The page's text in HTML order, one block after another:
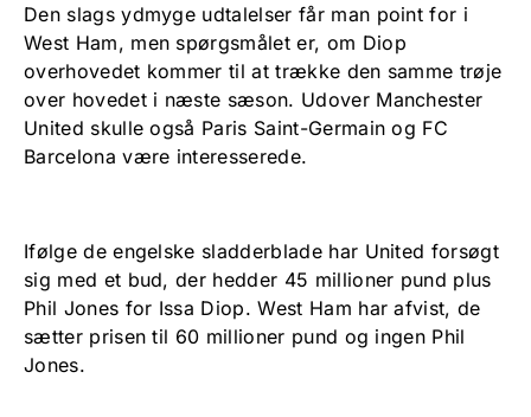
Den slags ydmyge udtalelser får man point for i
West Ham, men spørgsmålet er, om Diop
overhovedet kommer til at trække den samme trøje
over hovedet i næste sæson. Udover Manchester
United skulle også Paris Saint-Germain og FC
Barcelona være interesserede.
Ifølge de engelske sladderblade har United forsøgt
sig med et bud, der hedder 45 millioner pund plus
Phil Jones for Issa Diop. West Ham har afvist, de
sætter prisen til 60 millioner pund og ingen Phil
Jones.